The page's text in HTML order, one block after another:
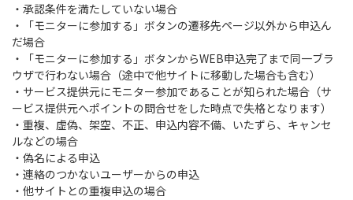
・承認条件を満たしていない場合
・「モニターに参加する」ボタンの遷移先ページ以外から申込ん
だ場合
・「モニターに参加する」ボタンからWEB申込完了まで同一ブラ
ウザで行わない場合（途中で他サイトに移動した場合も含む）
・サービス提供元にモニター参加であることが知られた場合（サ
ービス提供元へポイントの問合せをした時点で失格となります）
・重複、虚偽、架空、不正、申込内容不備、いたずら、キャンセ
ルなどの場合
・偽名による申込
・連絡のつかないユーザーからの申込
・他サイトとの重複申込の場合